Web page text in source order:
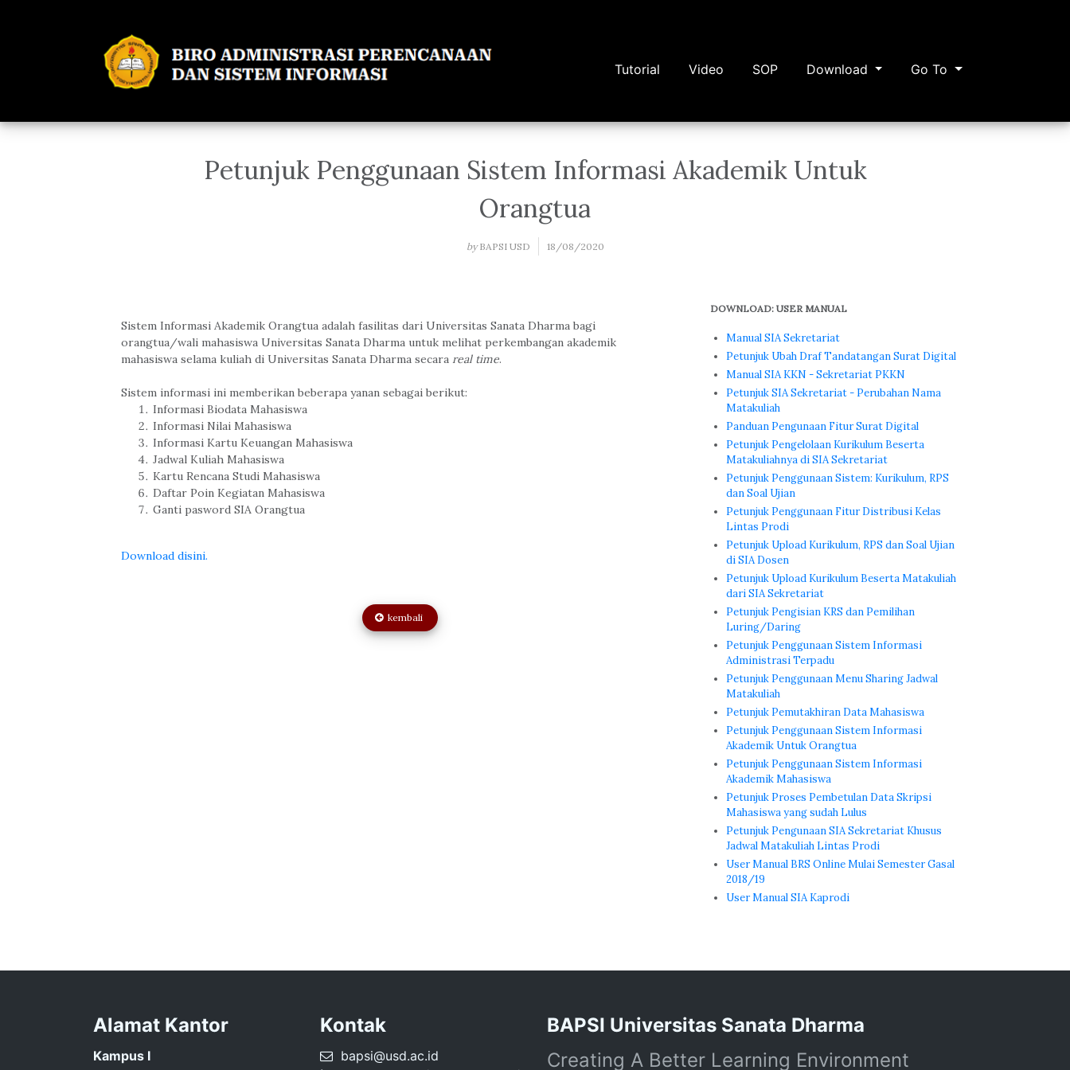
Tutorial Video SOP Download Go To
Petunjuk Penggunaan Sistem Informasi Akademik Untuk
Orangtua
byBAPSI USD 18/08/2020
Sistem Informasi Akademik Orangtua adalah fasilitas dari Universitas Sanata Dharma bagi
orangtua/wali mahasiswa Universitas Sanata Dharma untuk melihat perkembangan akademik
mahasiswa selama kuliah di Universitas Sanata Dharma secara real time.
Sistem informasi ini memberikan beberapa yanan sebagai berikut:
Informasi Biodata Mahasiswa
Informasi Nilai Mahasiswa
Informasi Kartu Keuangan Mahasiswa
Jadwal Kuliah Mahasiswa
Kartu Rencana Studi Mahasiswa
Daftar Poin Kegiatan Mahasiswa
Ganti pasword SIA Orangtua
Download disini.
kembali
DOWNLOAD: USER MANUAL
Manual SIA Sekretariat
Petunjuk Ubah Draf Tandatangan Surat Digital
Manual SIA KKN - Sekretariat PKKN
Petunjuk SIA Sekretariat - Perubahan Nama
Matakuliah
Panduan Pengunaan Fitur Surat Digital
Petunjuk Pengelolaan Kurikulum Beserta
Matakuliahnya di SIA Sekretariat
Petunjuk Penggunaan Sistem: Kurikulum, RPS
dan Soal Ujian
Petunjuk Penggunaan Fitur Distribusi Kelas
Lintas Prodi
Petunjuk Upload Kurikulum, RPS dan Soal Ujian
di SIA Dosen
Petunjuk Upload Kurikulum Beserta Matakuliah
dari SIA Sekretariat
Petunjuk Pengisian KRS dan Pemilihan
Luring/Daring
Petunjuk Penggunaan Sistem Informasi
Administrasi Terpadu
Petunjuk Penggunaan Menu Sharing Jadwal
Matakuliah
Petunjuk Pemutakhiran Data Mahasiswa
Petunjuk Penggunaan Sistem Informasi
Akademik Untuk Orangtua
Petunjuk Penggunaan Sistem Informasi
Akademik Mahasiswa
Petunjuk Proses Pembetulan Data Skripsi
Mahasiswa yang sudah Lulus
Petunjuk Pengunaan SIA Sekretariat Khusus
Jadwal Matakuliah Lintas Prodi
User Manual BRS Online Mulai Semester Gasal
2018/19
User Manual SIA Kaprodi
Alamat Kantor
Kampus I
Kontak
bapsi@usd.ac.id
BAPSI Universitas Sanata Dharma
Creating A Better Learning Environment